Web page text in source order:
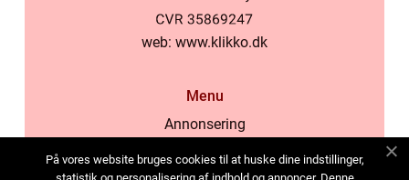
web: www.klikko.dk
Menu
Annonsering
Cookies
På vores website bruges cookies til at huske dine indstillinger,